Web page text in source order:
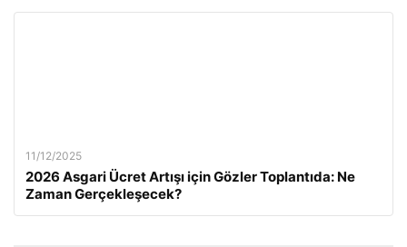
11/12/2025
2026 Asgari Ücret Artışı için Gözler Toplantıda: Ne
Zaman Gerçekleşecek?